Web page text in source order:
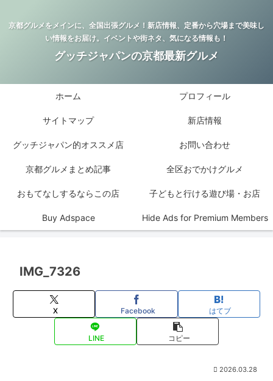
京都グルメをメインに、全国出張グルメ！新店情報、定番から穴場まで美味し
い情報をお届け。イベントや街ネタ、気になる情報も！
グッチジャパンの京都最新グルメ
ホーム プロフィール
サイトマップ 新店情報
グッチジャパン的オススメ店 お問い合わせ
京都グルメまとめ記事 全区おでかけグルメ
おもてなしするならこの店 子どもと行ける遊び場・お店
Buy Adspace Hide Ads for Premium Members
IMG_7326
X Facebook はてブ
LINE コピー
2026.03.28